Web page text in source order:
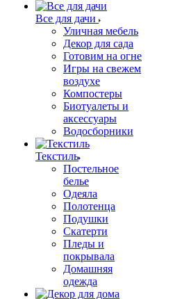
Все для дачи
Уличная мебель
Декор для сада
Готовим на огне
Игры на свежем
воздухе
Компостеры
Биотуалеты и
аксессуары
Водосборники
Текстиль
Постельное
белье
Одеяла
Полотенца
Подушки
Скатерти
Пледы и
покрывала
Домашняя
одежда